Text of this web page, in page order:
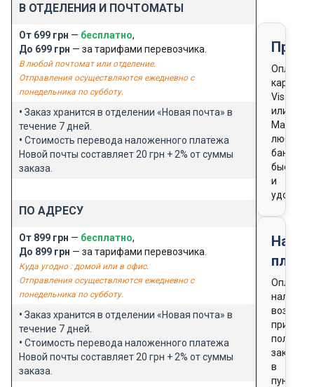
В ОТДЕЛЕНИЯ И ПОЧТОМАТЫ
От 699 грн — бесплатно,
До 699 грн — за тарифами перевозчика.
В любой почтомат или отделение.
Отправления осуществляются ежедневно с
понедельника по субботу.
• Заказ хранится в отделении «Новая почта» в
течение 7 дней.
• Стоимость перевода наложенного платежа
Новой почты составляет 20 грн + 2% от суммы
заказа.
ПО АДРЕСУ
От 899 грн — бесплатно,
До 899 грн — за тарифами перевозчика.
Куда угодно : домой или в офис.
Отправления осуществляются ежедневно с
понедельника по субботу.
• Заказ хранится в отделении «Новая почта» в
течение 7 дней.
• Стоимость перевода наложенного платежа
Новой почты составляет 20 грн + 2% от суммы
заказа.
Оплата
картой
Visa
или
любого
банка
быстро
и
удобно
Оплата
при
заказа
в
пункте